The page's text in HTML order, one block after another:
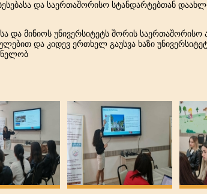
და საერთაშორისო სტანდარტებთან
და მინიოს უნივერსიტეტს შორის საერთაშორისო
და კიდევ ერთხელ გაუსვა ხაზი